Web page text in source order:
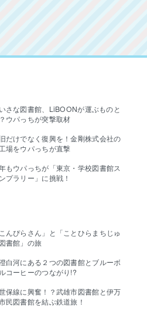
さな図書館、LiBOONが運ぶものと
ウパっちが突撃取材
だけでなく復興を！金剛株式会社の
場をウパっちが直撃
もウパっちが「東京・学校図書館ス
プラリー」に挑戦！
こんぴらさん」と「ことひらまちじゅ
書館」の旅
白河にある２つの図書館とブルーボ
コーヒーのつながり!?
保線に興奮！？武雄市図書館と伊万
民図書館を結ぶ鉄道旅！